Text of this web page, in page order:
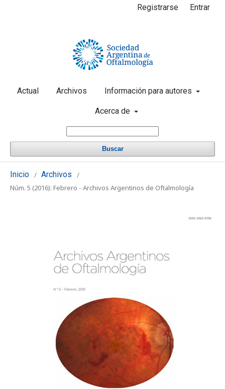
Actual Archivos Información para autores
Acerca de
Buscar
Registrarse Entrar
Inicio / Archivos /
Núm. 5 (2016): Febrero - Archivos Argentinos de Oftalmología